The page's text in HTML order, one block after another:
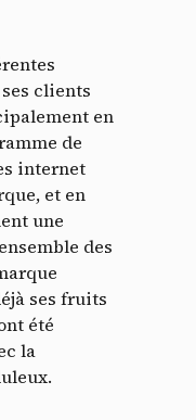
clients
en
de
internet
et en
une
des
ses fruits
été
la